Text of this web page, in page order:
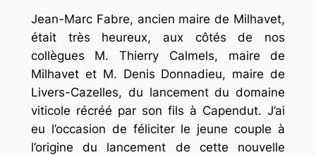
Jean-Marc Fabre, ancien maire de Milhavet,
était très heureux, aux côtés de nos
collègues M. Thierry Calmels, maire de
Milhavet et M. Denis Donnadieu, maire de
Livers-Cazelles, du lancement du domaine
viticole récréé par son fils à Capendut. J’ai
eu l’occasion de féliciter le jeune couple à
l’origine du lancement de cette nouvelle